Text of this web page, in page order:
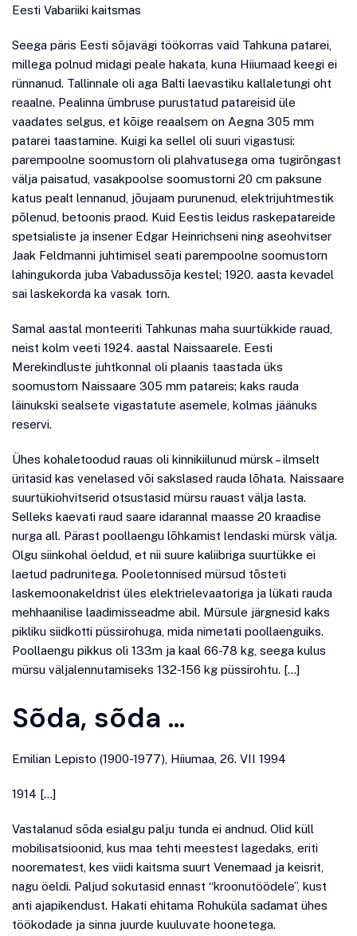
Eesti Vabariiki kaitsmas
Seega päris Eesti sõjavägi töökorras vaid Tahkuna patarei,
millega polnud midagi peale hakata, kuna Hiiumaad keegi ei
rünnanud. Tallinnale oli aga Balti laevastiku kallaletungi oht
reaalne. Pealinna ümbruse purustatud patareisid üle
vaadates selgus, et kõige reaalsem on Aegna 305 mm
patarei taastamine. Kuigi ka sellel oli suuri vigastusi:
parempoolne soomustorn oli plahvatusega oma tugirõngast
välja paisatud, vasakpoolse soomustorni 20 cm paksune
katus pealt lennanud, jõujaam purunenud, elektrijuhtmestik
põlenud, betoonis praod. Kuid Eestis leidus raskepatareide
spetsialiste ja insener Edgar Heinrichseni ning aseohvitser
Jaak Feldmanni juhtimisel seati parempoolne soomustorn
lahingukorda juba Vabadussõja kestel; 1920. aasta kevadel
sai laskekorda ka vasak torn.
Samal aastal monteeriti Tahkunas maha suurtükkide rauad,
neist kolm veeti 1924. aastal Naissaarele. Eesti
Merekindluste juhtkonnal oli plaanis taastada üks
soomustorn Naissaare 305 mm patareis; kaks rauda
läinukski sealsete vigastatute asemele, kolmas jäänuks
reservi.
Ühes kohaletoodud rauas oli kinnikiilunud mürsk – ilmselt
üritasid kas venelased või sakslased rauda lõhata. Naissaare
suurtükiohvitserid otsustasid mürsu rauast välja lasta.
Selleks kaevati raud saare idarannal maasse 20 kraadise
nurga all. Pärast poollaengu lõhkamist lendaski mürsk välja.
Olgu siinkohal öeldud, et nii suure kaliibriga suurtükke ei
laetud padrunitega. Pooletonnised mürsud tõsteti
laskemoonakeldrist üles elektrielevaatoriga ja lükati rauda
mehhaanilise laadimisseadme abil. Mürsule järgnesid kaks
pikliku siidkotti püssirohuga, mida nimetati poollaenguiks.
Poollaengu pikkus oli 133m ja kaal 66-78 kg, seega kulus
mürsu väljalennutamiseks 132-156 kg püssirohtu. […]
Sõda, sõda …
Emilian Lepisto (1900-1977), Hiiumaa, 26. VII 1994
1914 […]
Vastalanud sõda esialgu palju tunda ei andnud. Olid küll
mobilisatsioonid, kus maa tehti meestest lagedaks, eriti
noorematest, kes viidi kaitsma suurt Venemaad ja keisrit,
nagu öeldi. Paljud sokutasid ennast “kroonutöödele”, kust
anti ajapikendust. Hakati ehitama Rohuküla sadamat ühes
töökodade ja sinna juurde kuuluvate hoonetega.